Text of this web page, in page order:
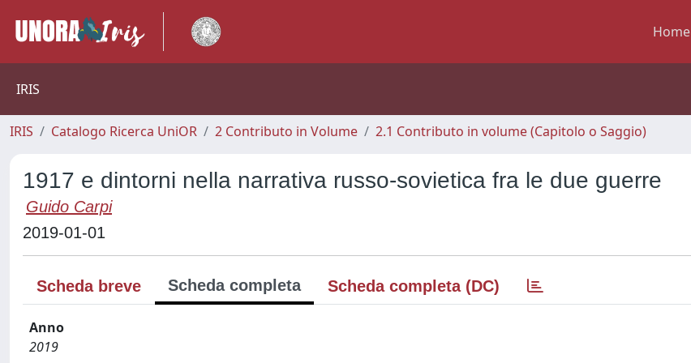
Home
IRIS
IRIS Catalogo Ricerca UniOR 2 Contributo in Volume 2.1 Contributo in volume (Capitolo o Saggio)
1917 e dintorni nella narrativa russo-sovietica fra le due guerre
Guido Carpi
2019-01-01
Scheda breve Scheda completa Scheda completa (DC)
Anno
2019